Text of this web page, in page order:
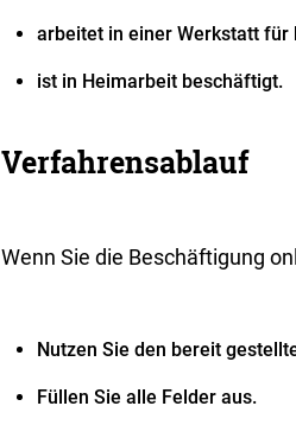
arbeitet in einer Werkstatt
ist in Heimarbeit beschäftigt.
Verfahrensablauf
Wenn Sie die Beschäftigung
Nutzen Sie den bereit
Füllen Sie alle Felder aus.